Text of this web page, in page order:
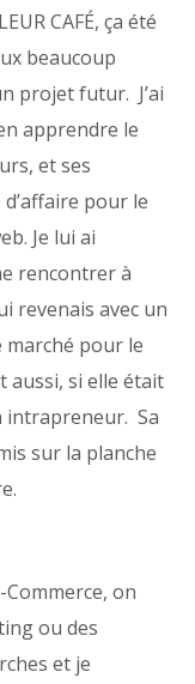
CAFÉ, ça été
beaucoup
projet futur. J’ai
apprendre le
et ses
pour le
Je lui ai
rencontrer à
revenais avec un
marché pour le
aussi, si elle était
intrapreneur. Sa
sur la planche
Commerce, on
ou des
et je